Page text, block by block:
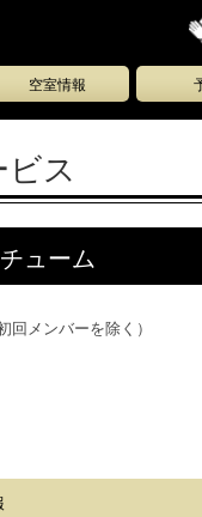
空室情報
ス
ューム
メンバーを除く）